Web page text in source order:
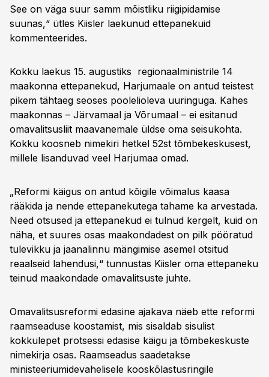
See on väga suur samm mõistliku riigipidamise
suunas,“ ütles Kiisler laekunud ettepanekuid
kommenteerides.
Kokku laekus 15. augustiks regionaalministrile 14
maakonna ettepanekud, Harjumaale on antud teistest
pikem tähtaeg seoses poolelioleva uuringuga. Kahes
maakonnas – Järvamaal ja Võrumaal – ei esitanud
omavalitsusliit maavanemale üldse oma seisukohta.
Kokku koosneb nimekiri hetkel 52st tõmbekeskusest,
millele lisanduvad veel Harjumaa omad.
„Reformi käigus on antud kõigile võimalus kaasa
rääkida ja nende ettepanekutega tahame ka arvestada.
Need otsused ja ettepanekud ei tulnud kergelt, kuid on
näha, et suures osas maakondadest on pilk pööratud
tulevikku ja jaanalinnu mängimise asemel otsitud
reaalseid lahendusi,“ tunnustas Kiisler oma ettepaneku
teinud maakondade omavalitsuste juhte.
Omavalitsusreformi edasine ajakava näeb ette reformi
raamseaduse koostamist, mis sisaldab sisulist
kokkulepet protsessi edasise käigu ja tõmbekeskuste
nimekirja osas. Raamseadus saadetakse
ministeeriumidevahelisele kooskõlastusringile